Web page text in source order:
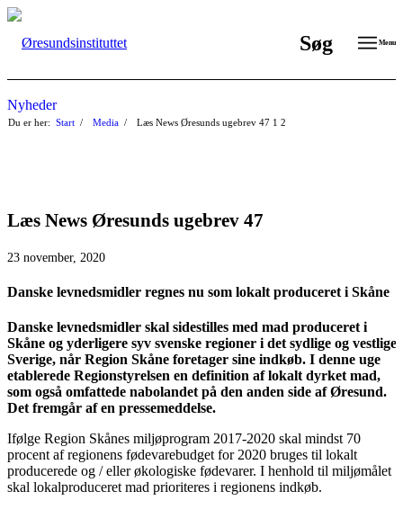
Søg Menu
Nyheder
Du er her: Start 1
/ Media 2
/ Læs News Øresunds ugebrev 47
Læs News Øresunds ugebrev 47
23 november, 2020
Danske levnedsmidler regnes nu som lokalt produceret i Skåne
Danske levnedsmidler skal sidestilles med mad produceret i
Skåne og yderligere syv svenske regioner i det sydlige og vestlige
Sverige, når Region Skåne foretager sine indkøb. I denne uge
etablerede Regionstyrelsen en definition af lokalt dyrket mad,
som også omfattede nabolandet på den anden side af Øresund.
Det fremgår af en pressemeddelse.
Ifølge Region Skånes miljøprogram 2017-2020 skal mindst 70
procent af regionens fødevarebudget for 2020 bruges til lokalt
producerede og / eller økologiske fødevarer. I henhold til miljømålet
skal lokalproduceret mad prioriteres i regionens indkøb.